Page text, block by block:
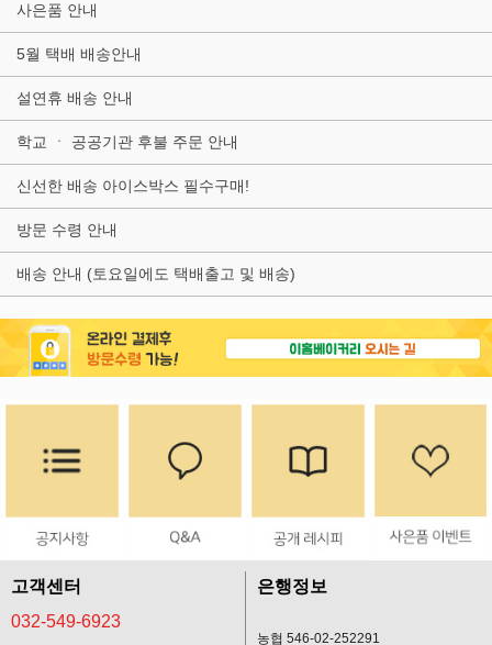
사은품 안내
5월 택배 배송안내
설연휴 배송 안내
학교 ㆍ 공공기관 후불 주문 안내
신선한 배송 아이스박스 필수구매!
방문 수령 안내
배송 안내 (토요일에도 택배출고 및 배송)
고객센터
032-549-6923
은행정보
농협 546-02-252291